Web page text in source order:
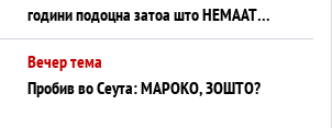
години подоцна затоа што НЕМААТ
ВНУЦИ ДА ГИ ЗАМЕНАТ
Вечер тема
Пробив во Сеута: МАРОКО, ЗОШТО?